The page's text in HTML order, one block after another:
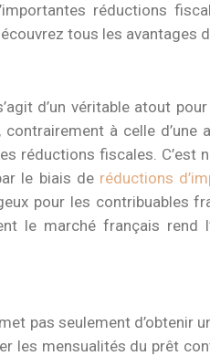
réductions
tous les avantages
d’un véritable atout
à celle d’une
réductions fiscales. C’est
le biais de réductions
pour les contribuables
le marché français rend
pas seulement d’obtenir
les mensualités du prêt